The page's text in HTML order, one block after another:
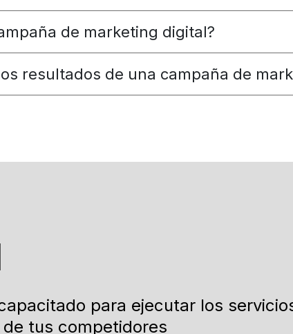
de marketing digital?
resultados de una campaña de
para ejecutar los
tus competidores